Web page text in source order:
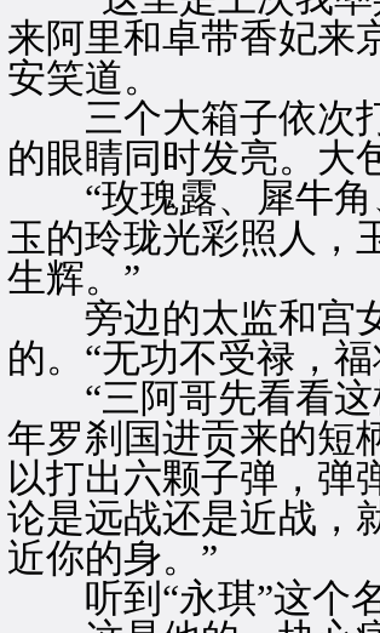
来阿里和卓带香妃来
安笑道。
三个大箱子依次打
的眼睛同时发亮。大
“玫瑰露、犀牛角
玉的玲珑光彩照人，
生辉。”
旁边的太监和宫女
的。“无功不受禄，
“三阿哥先看看这
年罗刹国进贡来的短
以打出六颗子弹，弹
论是远战还是近战，
近你的身。”
听到“永琪”这个名